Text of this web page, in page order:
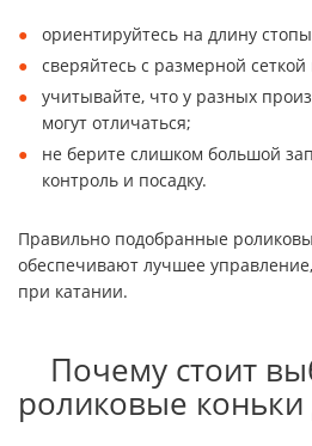
ориентируйтесь на длину
сверяйтесь с размерной
учитывайте, что у разных
могут отличаться;
не берите слишком большой
контроль и посадку.
Правильно подобранные
обеспечивают лучшее
при катании.
Почему стоит
роликовые